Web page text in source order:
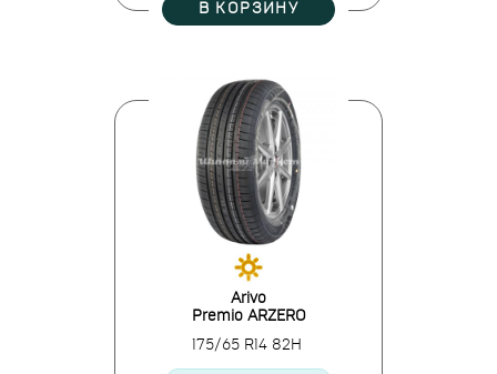
В КОРЗИНУ
Arivo
Premio ARZERO
175/65 R14 82H